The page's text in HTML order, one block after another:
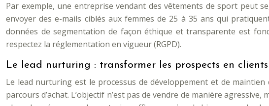
Par exemple, une entreprise vendant des vêtements de sport peut
envoyer des e-mails ciblés aux femmes de 25 à 35 ans qui
données de segmentation de façon éthique et transparente est
respectez la réglementation en vigueur (RGPD).
Le lead nurturing : transformer les prospects en clients
Le lead nurturing est le processus de développement et de
parcours d’achat. L’objectif n’est pas de vendre de manière